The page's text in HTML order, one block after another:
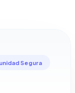
Segura